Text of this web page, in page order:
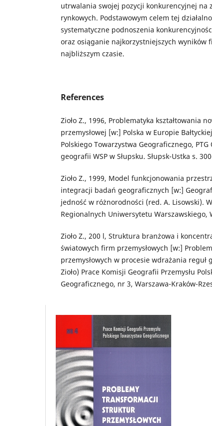
utrwalania swojej pozycji konkurencyjnej na
rynkowych. Podstawowym celem tej
systematyczne podnoszenia
oraz osiąganie najkorzystniejszych wyników
najbliższym czasie.
References
Zioło Z., 1996, Problematyka kształtowania
przemysłowej [w:] Polska w Europie
Polskiego Towarzystwa Geograficznego,
geografii WSP w Słupsku. Słupsk-Ustka s.
Zioło Z., 1999, Model funkcjonowania
integracji badań geograficznych [w:]
jedność w różnorodności (red. A. Lisowski).
Regionalnych Uniwersytetu Warszawskiego,
Zioło Z., 200 l, Struktura branżowa i
światowych firm przemysłowych [w:]
przemysłowych w procesie wdrażania reguł
Zioło) Prace Komisji Geografii Przemysłu
Geograficznego, nr 3, Warszawa-Kraków-